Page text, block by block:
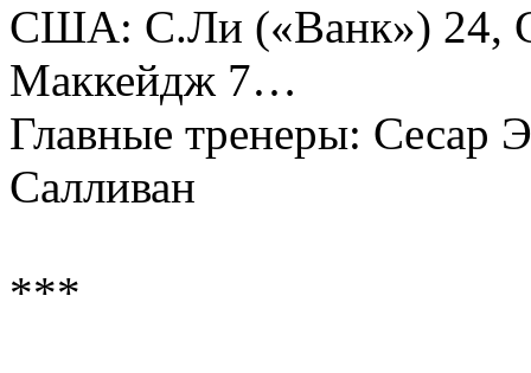
США: С.Ли («Ванк») 24,
Маккейдж 7…
Главные тренеры: Сесар
Салливан
***